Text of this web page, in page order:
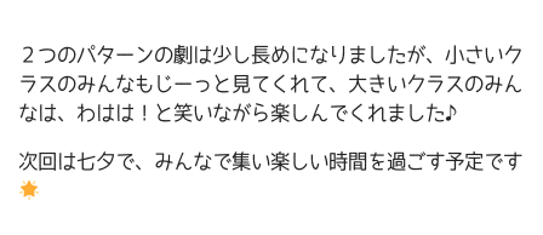
２つのパターンの劇は少し長めになりましたが、小さいク
ラスのみんなもじーっと見てくれて、大きいクラスのみん
なは、わはは！と笑いながら楽しんでくれました♪
次回は七夕で、みんなで集い楽しい時間を過ごす予定です